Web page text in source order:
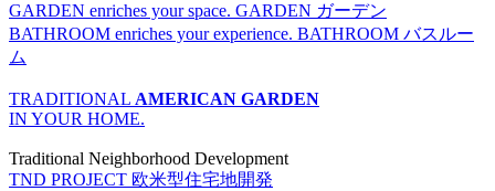
GARDEN enriches your space. GARDEN ガーデン
BATHROOM enriches your experience. BATHROOM バスルー
ム
TRADITIONAL AMERICAN GARDEN
IN YOUR HOME.
Traditional Neighborhood Development
TND PROJECT 欧米型住宅地開発